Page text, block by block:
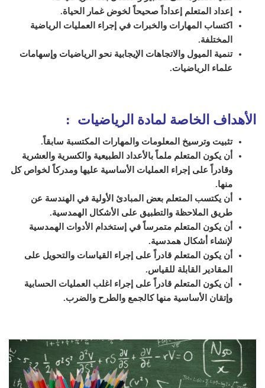
إعداد المتعلم إعداداً صحيحاً لخوض غمار الحياة.
اكتساب المهارات والخبرات في إجراء العمليات الرياضية
المختلفة.
تنمية الميول والاتجاهات الإيجابية نحو الرياضيات وإسهامات
علماء الرياضيات.
الأهداف الخاصة لمادة الرياضيات :
تثبيت وترسيخ المعلومات والمهارات المكتسبة سابقاً.
أن يكون المتعلم ملماً بالأعداد الطبيعية والكسرية والعشرية
وقادراً على إجراء العمليات الأساسية عليها ومدركاً لخواص كل
منها.
أن يكتسب المتعلم بعض المبادئ الأولية في الهندسة عن
طريق الملاحظة والتطبيق على الأشكال الهمدسية.
أن يكون المتعلم متمرساً في إستخدام الأدوات الهمدسية
لإنشاء أشكال همدسية.
أن يكون المتعلم قادراً على إجراء القياسات والتحويل على
المقادير القابلة للقياس.
أن يكون المتعلم قادراً على إجراء اغلب العمليات الحسابية
وإتقان الأساسية منها كالجمع والطرح والضرب.